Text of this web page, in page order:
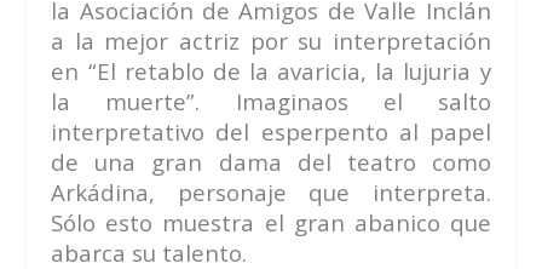
la Asociación de Amigos de Valle Inclán
a la mejor actriz por su interpretación
en “El retablo de la avaricia, la lujuria y
la muerte”. Imaginaos el salto
interpretativo del esperpento al papel
de una gran dama del teatro como
Arkádina, personaje que interpreta.
Sólo esto muestra el gran abanico que
abarca su talento.